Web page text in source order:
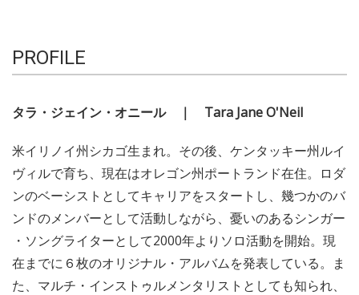
PROFILE
タラ・ジェイン・オニール ｜ Tara Jane O'Neil
米イリノイ州シカゴ生まれ。その後、ケンタッキー州ルイ
ヴィルで育ち、現在はオレゴン州ポートランド在住。ロダ
ンのベーシストとしてキャリアをスタートし、幾つかのバ
ンドのメンバーとして活動しながら、憂いのあるシンガー
・ソングライターとして2000年よりソロ活動を開始。現
在までに６枚のオリジナル・アルバムを発表している。ま
た、マルチ・インストゥルメンタリストとしても知られ、